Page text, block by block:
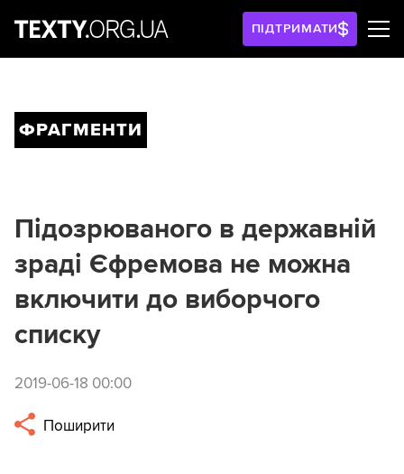
ПІДТРИМАТИ
ФРАГМЕНТИ
Підозрюваного в державній
зраді Єфремова не можна
включити до виборчого
списку
2019-06-18 00:00
Поширити